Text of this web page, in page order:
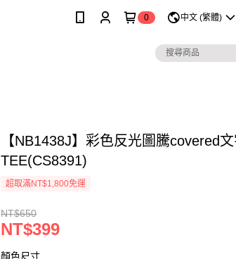
0 中文 (繁體)
【NB1438J】彩色反光圖騰covered
TEE(CS8391)
超取滿NT$1,800免運
NT$650
NT$399
顏色尺寸